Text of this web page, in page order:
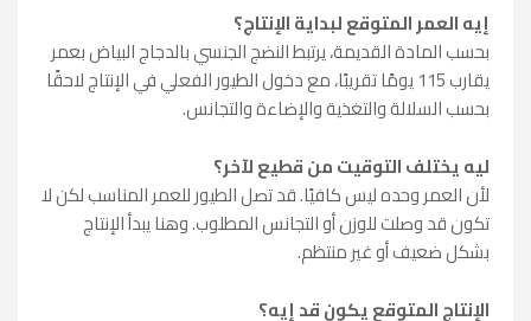
إيه العمر المتوقع لبداية الإنتاج؟
بحسب المادة القديمة، يرتبط النضج الجنسي بالدجاج البياض بعمر
يقارب 115 يومًا تقريبًا، مع دخول الطيور الفعلي في الإنتاج لاحقًا
بحسب السلالة والتغذية والإضاءة والتجانس.
ليه يختلف التوقيت من قطيع لآخر؟
لأن العمر وحده ليس كافيًا. قد تصل الطيور للعمر المناسب لكن لا
تكون قد وصلت للوزن أو التجانس المطلوب. وهنا يبدأ الإنتاج
بشكل ضعيف أو غير منتظم.
الإنتاج المتوقع يكون قد إيه؟